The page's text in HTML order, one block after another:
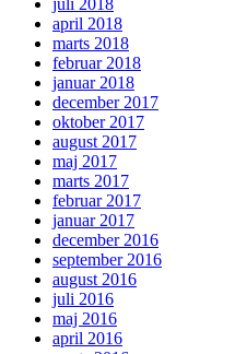
juli 2018
april 2018
marts 2018
februar 2018
januar 2018
december 2017
oktober 2017
august 2017
maj 2017
marts 2017
februar 2017
januar 2017
december 2016
september 2016
august 2016
juli 2016
maj 2016
april 2016